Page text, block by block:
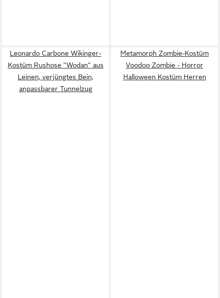
Leonardo Carbone Wikinger-
Kostüm Rushose "Wodan" aus
Leinen, verjüngtes Bein,
anpassbarer Tunnelzug
Metamorph Zombie-Kostüm
Voodoo Zombie - Horror
Halloween Kostüm Herren